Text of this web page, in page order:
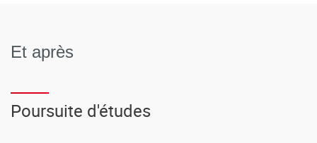
Et après
Poursuite d'études